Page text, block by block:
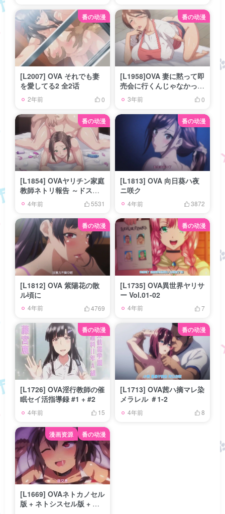
番の动漫
[L2007] OVA それでも妻
を愛してる2 全2话
2年前 0
番の动漫
[L1958]OVA 妻に黙って即
売会に行くんじゃなかった
＃1-＃2
3年前 0
番の动漫
[L1854] OVAヤリチン家庭
教師ネトリ報告 ～ドスケ
ベ巨乳母娘丼～
4年前 5531
番の动漫
[L1813] OVA 向日葵ハ夜
ニ咲ク
4年前 3872
番の动漫
[L1812] OVA 紫陽花の散
ル頃に
4年前 4769
番の动漫
[L1735] OVA異世界ヤリサ
ー Vol.01-02
4年前 7
番の动漫
[L1726] OVA淫行教師の催
眠セイ活指導録 #1 + #2
4年前 15
番の动漫
[L1713] OVA茜ハ摘マレ染
メラレル ＃1-2
4年前 8
漫画资源 番の动漫
[L1669] OVAネトカノセル
版 + ネトシスセル版 + 原